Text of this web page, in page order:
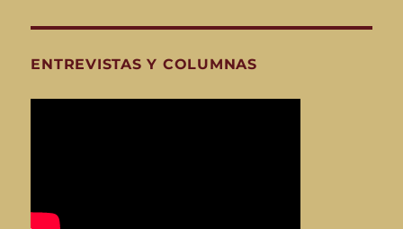
ENTREVISTAS Y COLUMNAS